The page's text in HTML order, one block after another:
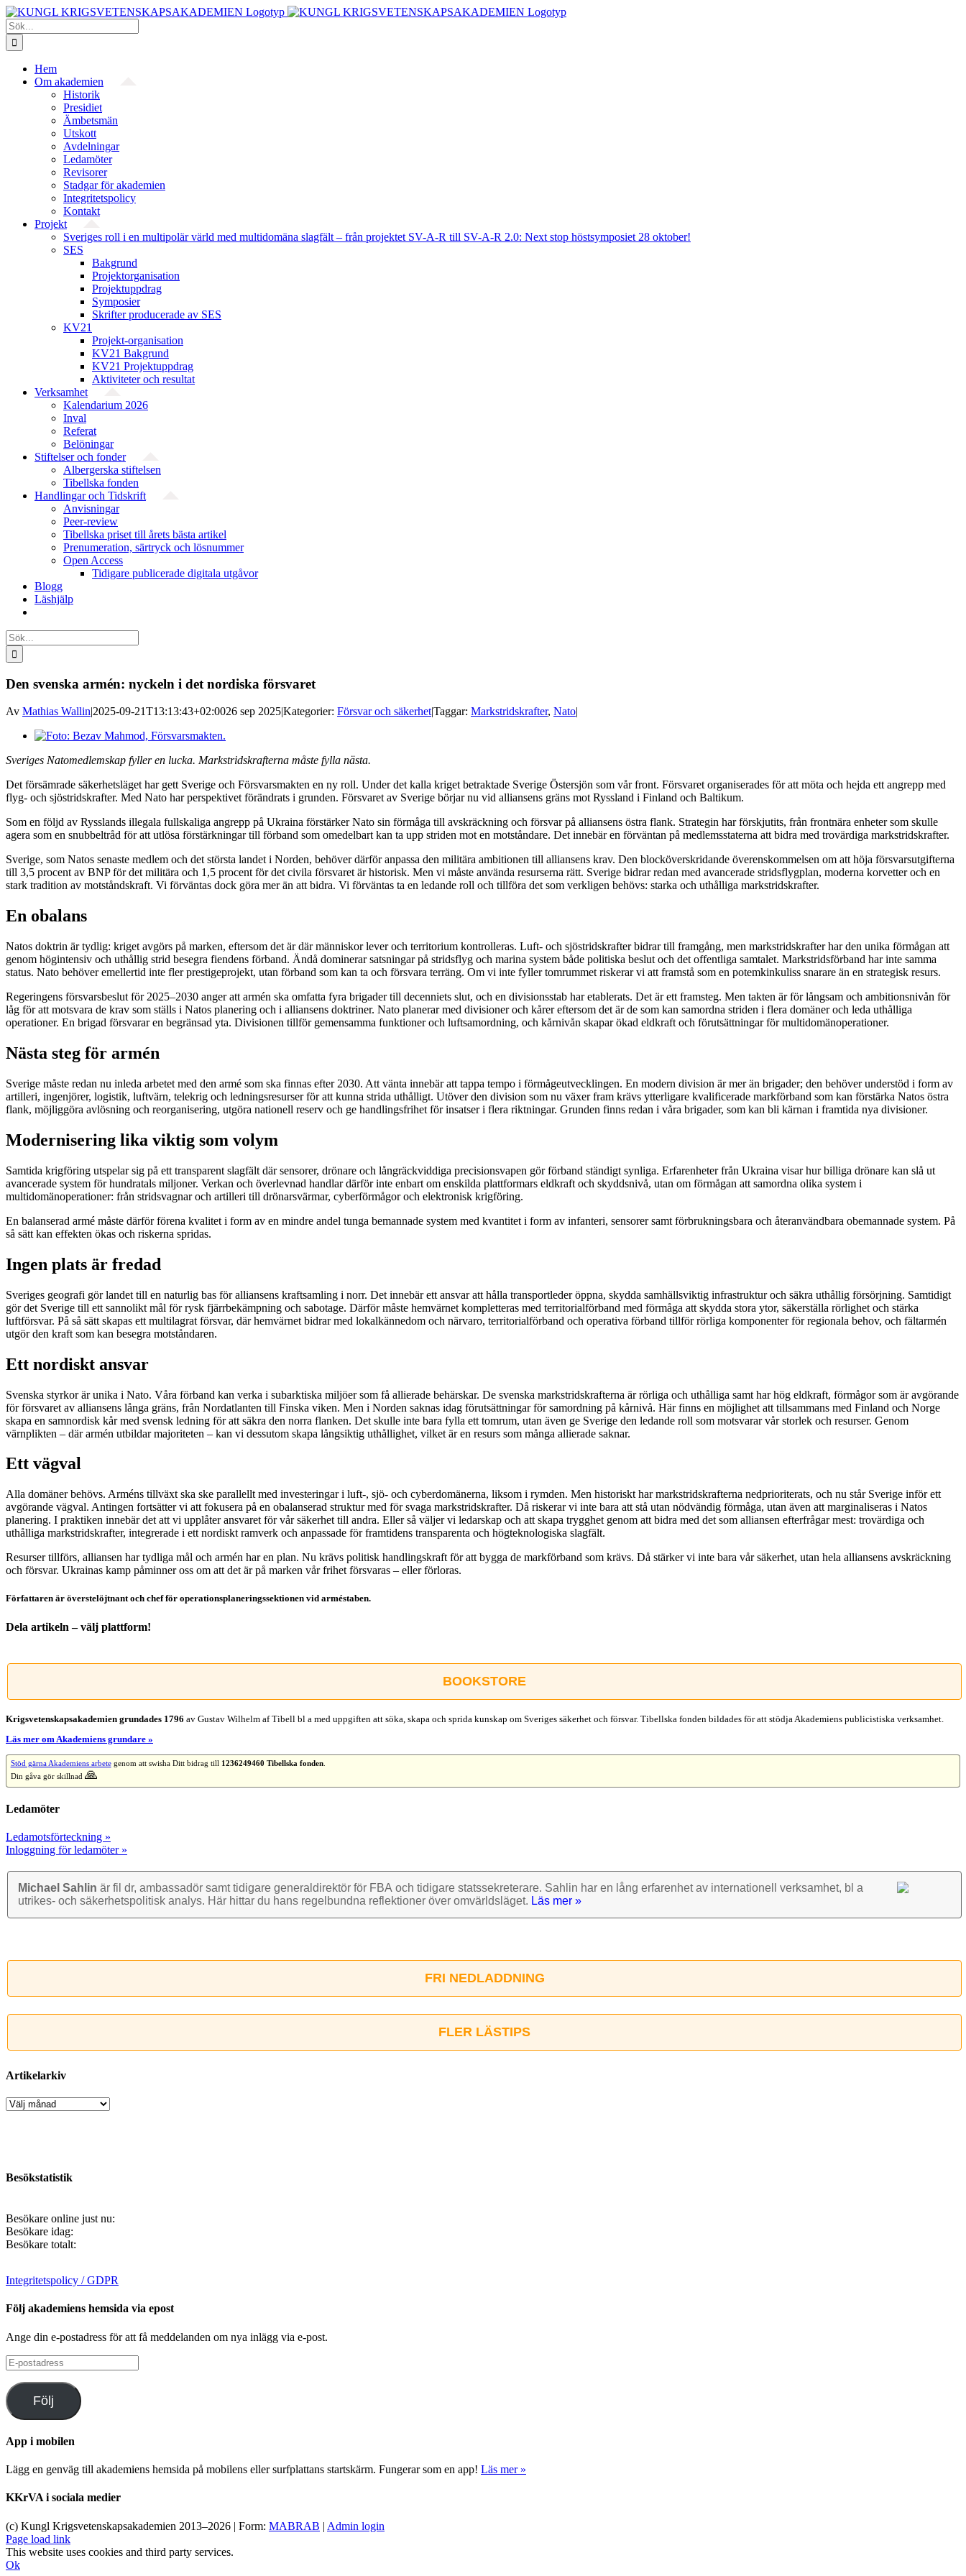
Fortsätt
till
innehållet
Sök
efter:
Hem
Om akademien
Historik
Presidiet
Ämbetsmän
Utskott
Avdelningar
Ledamöter
Revisorer
Stadgar för akademien
Integritetspolicy
Kontakt
Projekt
Sveriges roll i en multipolär värld med multidomäna slagfält – från projektet SV-A-R till SV-A-R 2.0: Next stop höstsymposiet 28 oktober!
SES
Bakgrund
Projekt­organisation
Projektuppdrag
Symposier
Skrifter producerade av SES
KV21
Projekt-organisation
KV21 Bakgrund
KV21 Projektuppdrag
Aktiviteter och resultat
Verksamhet
Kalendarium 2026
Inval
Referat
Belöningar
Stiftelser och fonder
Albergerska stiftelsen
Tibellska fonden
Handlingar och Tidskrift
Anvisningar
Peer-review
Tibellska priset till årets bästa artikel
Prenumeration, särtryck och lösnummer
Open Access
Tidigare publicerade digitala utgåvor
Blogg
Läshjälp
Sök
efter:
Den svenska armén: nyckeln i det nordiska försvaret
Av Mathias Wallin|2025-09-21T13:13:43+02:0026 sep 2025|Kategorier: Försvar och säkerhet|Taggar: Markstridskrafter, Nato|
Visa
bild
Sveriges Natomedlemskap fyller en lucka. Markstridskrafterna måste fylla nästa.
Det försämrade säkerhetsläget har gett Sverige och Försvarsmakten en ny roll. Under det kalla kriget betraktade Sverige Östersjön som vår front. Försvaret organiserades för att möta och hejda ett angrepp med
flyg- och sjöstridskrafter. Med Nato har perspektivet förändrats i grunden. Försvaret av Sverige börjar nu vid alliansens gräns mot Ryssland i Finland och Baltikum.
Som en följd av Rysslands illegala fullskaliga angrepp på Ukraina förstärker Nato sin förmåga till avskräckning och försvar på alliansens östra flank. Strategin har förskjutits, från frontnära enheter som skulle
agera som en snubbeltråd för att utlösa förstärkningar till förband som omedelbart kan ta upp striden mot en motståndare. Det innebär en förväntan på medlemsstaterna att bidra med trovärdiga markstridskrafter.
Sverige, som Natos senaste medlem och det största landet i Norden, behöver därför anpassa den militära ambitionen till alliansens krav. Den blocköverskridande överenskommelsen om att höja försvarsutgifterna
till 3,5 procent av BNP för det militära och 1,5 procent för det civila försvaret är historisk. Men vi måste använda resurserna rätt. Sverige bidrar redan med avancerade stridsflygplan, moderna korvetter och en
stark tradition av motståndskraft. Vi förväntas dock göra mer än att bidra. Vi förväntas ta en ledande roll och tillföra det som verkligen behövs: starka och uthålliga markstridskrafter.
En obalans
Natos doktrin är tydlig: kriget avgörs på marken, eftersom det är där människor lever och territorium kontrolleras. Luft- och sjöstridskrafter bidrar till framgång, men markstridskrafter har den unika förmågan att
genom högintensiv och uthållig strid besegra fiendens förband. Ändå dominerar satsningar på stridsflyg och marina system både politiska beslut och det offentliga samtalet. Markstridsförband har inte samma
status. Nato behöver emellertid inte fler prestigeprojekt, utan förband som kan ta och försvara terräng. Om vi inte fyller tomrummet riskerar vi att framstå som en potemkinkuliss snarare än en strategisk resurs.
Regeringens försvarsbeslut för 2025–2030 anger att armén ska omfatta fyra brigader till decenniets slut, och en divisionsstab har etablerats. Det är ett framsteg. Men takten är för långsam och ambitionsnivån för
låg för att motsvara de krav som ställs i Natos planering och i alliansens doktriner. Nato planerar med divisioner och kårer eftersom det är de som kan samordna striden i flera domäner och leda uthålliga
operationer. En brigad försvarar en begränsad yta. Divisionen tillför gemensamma funktioner och luftsamordning, och kårnivån skapar ökad eldkraft och förutsättningar för multidomänoperationer.
Nästa steg för armén
Sverige måste redan nu inleda arbetet med den armé som ska finnas efter 2030. Att vänta innebär att tappa tempo i förmågeutvecklingen. En modern division är mer än brigader; den behöver understöd i form av
artilleri, ingenjörer, logistik, luftvärn, telekrig och ledningsresurser för att kunna strida uthålligt. Utöver den division som nu växer fram krävs ytterligare kvalificerade markförband som kan förstärka Natos östra
flank, möjliggöra avlösning och reorganisering, utgöra nationell reserv och ge handlingsfrihet för insatser i flera riktningar. Grunden finns redan i våra brigader, som kan bli kärnan i framtida nya divisioner.
Modernisering lika viktig som volym
Samtida krigföring utspelar sig på ett transparent slagfält där sensorer, drönare och långräckviddiga precisionsvapen gör förband ständigt synliga. Erfarenheter från Ukraina visar hur billiga drönare kan slå ut
avancerade system för hundratals miljoner. Verkan och överlevnad handlar därför inte enbart om enskilda plattformars eldkraft och skyddsnivå, utan om förmågan att samordna olika system i
multidomänoperationer: från stridsvagnar och artilleri till drönarsvärmar, cyberförmågor och elektronisk krigföring.
En balanserad armé måste därför förena kvalitet i form av en mindre andel tunga bemannade system med kvantitet i form av infanteri, sensorer samt förbrukningsbara och återanvändbara obemannade system. På
så sätt kan effekten ökas och riskerna spridas.
Ingen plats är fredad
Sveriges geografi gör landet till en naturlig bas för alliansens kraftsamling i norr. Det innebär ett ansvar att hålla transportleder öppna, skydda samhällsviktig infrastruktur och säkra uthållig försörjning. Samtidigt
gör det Sverige till ett sannolikt mål för rysk fjärrbekämpning och sabotage. Därför måste hemvärnet kompletteras med territorialförband med förmåga att skydda stora ytor, säkerställa rörlighet och stärka
luftförsvar. På så sätt skapas ett multilagrat försvar, där hemvärnet bidrar med lokalkännedom och närvaro, territorialförband och operativa förband tillför rörliga komponenter för regionala behov, och fältarmén
utgör den kraft som kan besegra motståndaren.
Ett nordiskt ansvar
Svenska styrkor är unika i Nato. Våra förband kan verka i subarktiska miljöer som få allierade behärskar. De svenska markstridskrafterna är rörliga och uthålliga samt har hög eldkraft, förmågor som är avgörande
för försvaret av alliansens långa gräns, från Nordatlanten till Finska viken. Men i Norden saknas idag förutsättningar för samordning på kårnivå. Här finns en möjlighet att tillsammans med Finland och Norge
skapa en samnordisk kår med svensk ledning för att säkra den norra flanken. Det skulle inte bara fylla ett tomrum, utan även ge Sverige den ledande roll som motsvarar vår storlek och resurser. Genom
värnplikten – där armén utbildar majoriteten – kan vi dessutom skapa långsiktig uthållighet, vilket är en resurs som många allierade saknar.
Ett vägval
Alla domäner behövs. Arméns tillväxt ska ske parallellt med investeringar i luft-, sjö- och cyberdomänerna, liksom i rymden. Men historiskt har markstridskrafterna nedprioriterats, och nu står Sverige inför ett
avgörande vägval. Antingen fortsätter vi att fokusera på en obalanserad struktur med för svaga markstridskrafter. Då riskerar vi inte bara att stå utan nödvändig förmåga, utan även att marginaliseras i Natos
planering. I praktiken innebär det att vi upplåter ansvaret för vår säkerhet till andra. Eller så väljer vi ledarskap och att skapa trygghet genom att bidra med det som alliansen efterfrågar mest: trovärdiga och
uthålliga markstridskrafter, integrerade i ett nordiskt ramverk och anpassade för framtidens transparenta och högteknologiska slagfält.
Resurser tillförs, alliansen har tydliga mål och armén har en plan. Nu krävs politisk handlingskraft för att bygga de markförband som krävs. Då stärker vi inte bara vår säkerhet, utan hela alliansens avskräckning
och försvar. Ukrainas kamp påminner oss om att det är på marken vår frihet försvaras – eller förloras.
Författaren är överstelöjtnant och chef för operationsplaneringssektionen vid arméstaben.
Dela artikeln – välj plattform!
post
BOOKSTORE
Krigsvetenskap­sakademien grundades 1796 av Gustav Wilhelm af Tibell bl a med uppgiften att söka, skapa och sprida kunskap om Sveriges säkerhet och försvar. Tibellska fonden bildades för att stödja Akademiens publicistiska verksamhet.
Läs mer om Akademiens grundare »
Stöd gärna Akademiens arbetegenom att swisha Ditt bidrag till 1236249460 Tibellska fonden.
Din gåva gör skillnad 🙏
Ledamöter
Ledamotsförteckning »
Inloggning för ledamöter »
Michael Sahlin är fil dr, ambassadör samt tidigare general­direktör för FBA och tidigare stats­sekre­terare. Sahlin har en lång erfarenhet av inter­nationell verk­samhet, bl a
utrikes- och säkerhets­politisk analys. Här hittar du hans regel­bundna reflek­tioner över omvärlds­läget. Läs mer »
FRI NEDLADDNING
FLER LÄSTIPS
Artikelarkiv
Artikelarkiv
Besökstatistik
Besökare online just nu:
Besökare idag:
Besökare totalt:
Integritetspolicy / GDPR
Följ akademiens hemsida via epost
Ange din e-postadress för att få meddelanden om nya inlägg via e-post.
E-
postadress
Följ
App i mobilen
Lägg en genväg till akademiens hemsida på mobilens eller surfplattans startskärm. Fungerar som en app! Läs mer »
KKrVA i sociala medier
(c) Kungl Krigsvetenskapsakademien 2013–2026 | Form: MABRAB | Admin login
Page load link
This website uses cookies and third party services.
Ok